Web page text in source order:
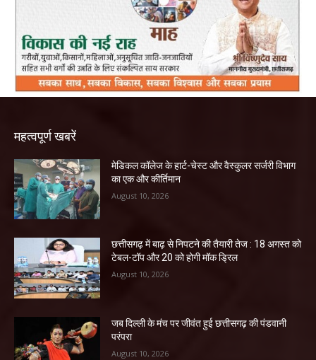
महत्वपूर्ण खबरें
​मेडिकल कॉलेज के हार्ट-चेस्ट और वैस्कुलर सर्जरी विभाग
का एक और कीर्तिमान
August 10, 2026
छत्तीसगढ़ में बाढ़ से निपटने की तैयारी तेज : 18 अगस्त को
टेबल-टॉप और 20 को होगी मॉक ड्रिल
August 10, 2026
जब दिल्ली के मंच पर जीवंत हुई छत्तीसगढ़ की पंडवानी
परंपरा
August 10, 2026